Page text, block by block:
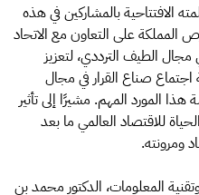
الافتتاحية بالمشاركين في هذه
المملكة على التعاون مع الاتحاد
مجال الطيف الترددي، لتعزيز
اجتماع صناع القرار في مجال
المورد المهم. مشيرًا إلى تأثير
للاقتصاد العالمي ما بعد
ومرونته.
المعلومات، الدكتور محمد بن